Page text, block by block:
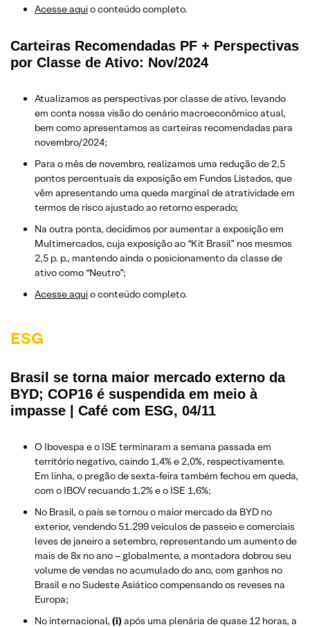
Acesse aquio conteúdo completo.
Carteiras Recomendadas PF + Perspectivas
por Classe de Ativo: Nov/2024
Atualizamos as perspectivas por classe de ativo, levando
em conta nossa visão do cenário macroeconômico atual,
bem como apresentamos as carteiras recomendadas para
novembro/2024;
Para o mês de novembro, realizamos uma redução de 2,5
pontos percentuais da exposição em Fundos Listados, que
vêm apresentando uma queda marginal de atratividade em
termos de risco ajustado ao retorno esperado;
Na outra ponta, decidimos por aumentar a exposição em
Multimercados, cuja exposição ao “Kit Brasil” nos mesmos
2,5 p. p., mantendo ainda o posicionamento da classe de
ativo como “Neutro”;
Acesse aquio conteúdo completo.
ESG
Brasil se torna maior mercado externo da
BYD; COP16 é suspendida em meio à
impasse | Café com ESG, 04/11
O Ibovespa e o ISE terminaram a semana passada em
território negativo, caindo 1,4% e 2,0%, respectivamente.
Em linha, o pregão de sexta-feira também fechou em queda,
com o IBOV recuando 1,2% e o ISE 1,6%;
No Brasil, o país se tornou o maior mercado da BYD no
exterior, vendendo 51.299 veículos de passeio e comerciais
leves de janeiro a setembro, representando um aumento de
mais de 8x no ano – globalmente, a montadora dobrou seu
volume de vendas no acumulado do ano, com ganhos no
Brasil e no Sudeste Asiático compensando os reveses na
Europa;
No internacional, (i)após uma plenária de quase 12 horas, a